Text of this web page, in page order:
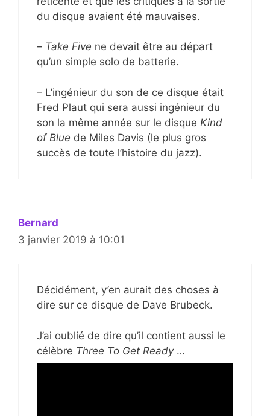
du disque avaient été mauvaises.
– Take Five ne devait être au départ
qu’un simple solo de batterie.
– L’ingénieur du son de ce disque était
Fred Plaut qui sera aussi ingénieur du
son la même année sur le disque Kind
of Blue de Miles Davis (le plus gros
succès de toute l’histoire du jazz).
Bernard
3 janvier 2019 à 10:01
Décidément, y’en aurait des choses à
dire sur ce disque de Dave Brubeck.
J’ai oublié de dire qu’il contient aussi le
célèbre Three To Get Ready…